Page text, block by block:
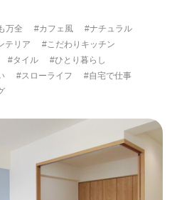
万全 #カフェ風
#ナチュラル
テリア
#こだわりキッチン
#タイル
#ひとり暮らし
#スローライフ
#自宅で仕事